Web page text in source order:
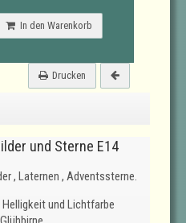
In den Warenkorb
Drucken
und Sterne E14
, Laternen , Adventssterne.
und Lichtfarbe